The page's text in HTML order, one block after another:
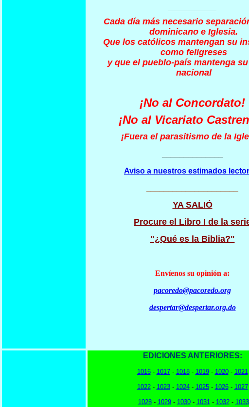
Cada día más necesario
dominicano e Iglesia.
Que los católicos mantengan su
como feligreses
y que el pueblo-país mantenga
nacional
¡No al Concordato!
¡No al Vicariato
¡Fuera el parasitismo de la
Aviso a nuestros estimados
YA SALIÓ
Procure el Libro I de la
"¿Qué es la Biblia?"
Envíenos su opinión a:
pacoredo@pacoredo.org
despertar@despertar.org.do
EDICIONES ANTERIORES:
1016- 1017- 1018- 1019- 1020- 1021
1022- 1023- 1024- 1025- 1026- 1027
1028- 1029- 1030- 1031- 1032- 1033